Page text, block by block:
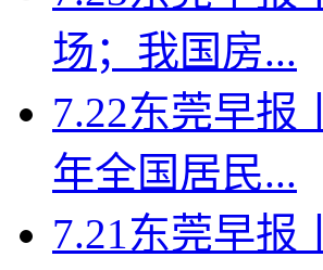
场；我国房...
7.22东莞早报
年全国居民...
7.21东莞早报